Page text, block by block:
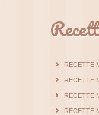
RECETTE
RECETTE
RECETTE
RECETTE